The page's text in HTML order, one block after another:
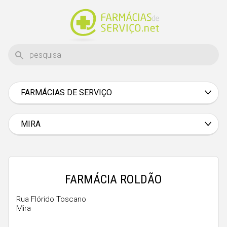
FARMÁCIAS DE SERVIÇO
Braga
Bragança
Castelo Branco
Évora
MIRA
FARMÁCIA ROLDÃO
Rua Flórido Toscano
Mira